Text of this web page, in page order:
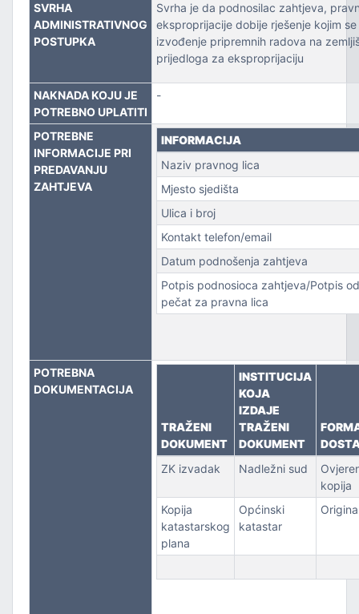
IZBJEGLICE I RASELJENA LICA
SVRHA
ADMINISTRATIVNOG
POSTUPKA
Svrha je da podnosilac zahtjeva,
eksproprijacije dobije rješenje kojim
izvođenje pripremnih radova na
prijedloga za eksproprijaciju
NAKNADA KOJU JE
POTREBNO UPLATITI
-
POTREBNE
INFORMACIJE PRI
PREDAVANJU
ZAHTJEVA
INFORMACIJA
Naziv pravnog lica
Mjesto sjedišta
Ulica i broj
Kontakt telefon/email
Datum podnošenja zahtjeva
Potpis podnosioca zahtjeva/Potpis
pečat za pravna lica
POTREBNA
DOKUMENTACIJA
TRAŽENI
DOKUMENT
INSTITUCIJA
KOJA
IZDAJE
TRAŽENI
DOKUMENT
ZK izvadak
Nadležni sud
kopija
Kopija
katastarskog
plana
Općinski
katastar